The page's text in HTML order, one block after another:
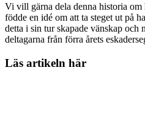
Vi vill gärna dela denna historia om
födde en idé om att ta steget ut på
detta i sin tur skapade vänskap
deltagarna från förra årets
Läs artikeln här